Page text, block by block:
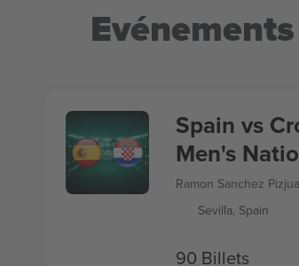
Spain vs
Men's
League
Ramon Sanchez
Sevilla, Spain
90 Billets